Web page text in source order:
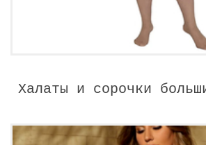
Халаты и сорочки